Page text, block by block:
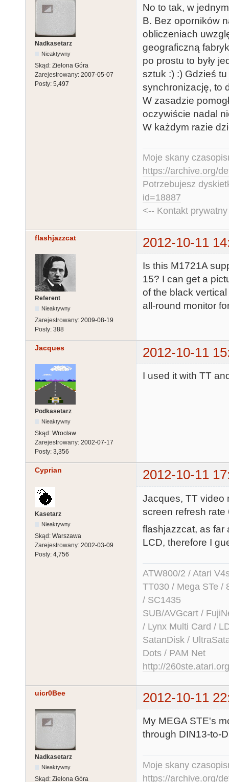
Nadkasetarz
Nieaktywny
Skąd: Zielona Góra
Zarejestrowany: 2007-05-07
Posty: 5,497
No to tak, w
B. Bez oporników
obliczeniach
geograficzną
po prostu to były
sztuk :) :) Gdzieś
synchronizację, to
W zasadzie
oczywiście nadal
W każdym razie
Moje skany
https://archive.org/
Potrzebujesz
id=18887
<-- Kontakt
flashjazzcat 2012-10-11
Referent
Nieaktywny
Zarejestrowany: 2009-08-19
Posty: 388
Is this M1721A
15? I can get a
of the black
all-round monitor
Jacques 2012-10-11
Podkasetarz
Nieaktywny
Skąd: Wrocław
Zarejestrowany: 2002-07-17
Posty: 3,356
I used it with TT
Cyprian 2012-10-11
Kasetarz
Nieaktywny
Skąd: Warszawa
Zarejestrowany: 2002-03-09
Posty: 4,756
Jacques, TT video
screen refresh
flashjazzcat, as far
LCD, therefore I
ATW800/2 / Atari
TT030 / Mega STe /
/ SC1435
SUB/AVGcart /
/ Lynx Multi Card /
SatanDisk /
Dots / PAM Net
http://260ste.atari.org
uicr0Bee 2012-10-11
Nadkasetarz
Nieaktywny
Skąd: Zielona Góra
My MEGA STE's
through DIN13-to-
Moje skany
https://archive.org/